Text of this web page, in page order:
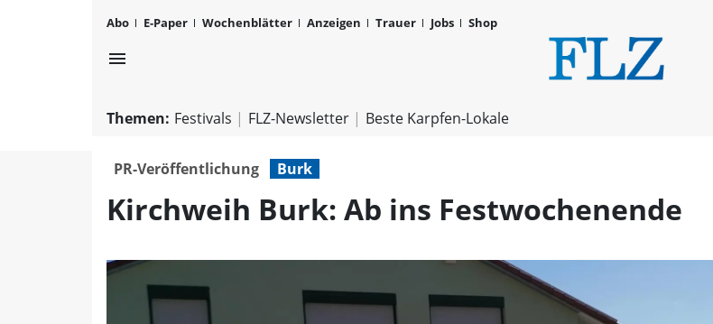
Abo E-Paper Wochenblätter Anzeigen Trauer Jobs Shop
menu
Themen: Festivals FLZ-Newsletter Beste Karpfen-Lokale
PR-Veröffentlichung Burk
Kirchweih Burk: Ab ins Festwochenende